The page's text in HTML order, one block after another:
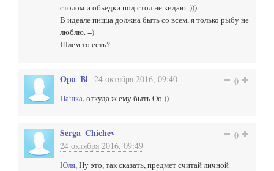
столом и обьедки под стол не кидаю. )))
В идеале пицца должна быть со всем, я только рыбу не
люблю. =)
Шлем то есть?
Opa_Bl 24 октября 2016, 09:40 0
Пашка, откуда ж ему быть Оо ))
Serga_Chichev
24 октября 2016, 09:49
0
Юля, Ну это, так сказать, предмет считай личной